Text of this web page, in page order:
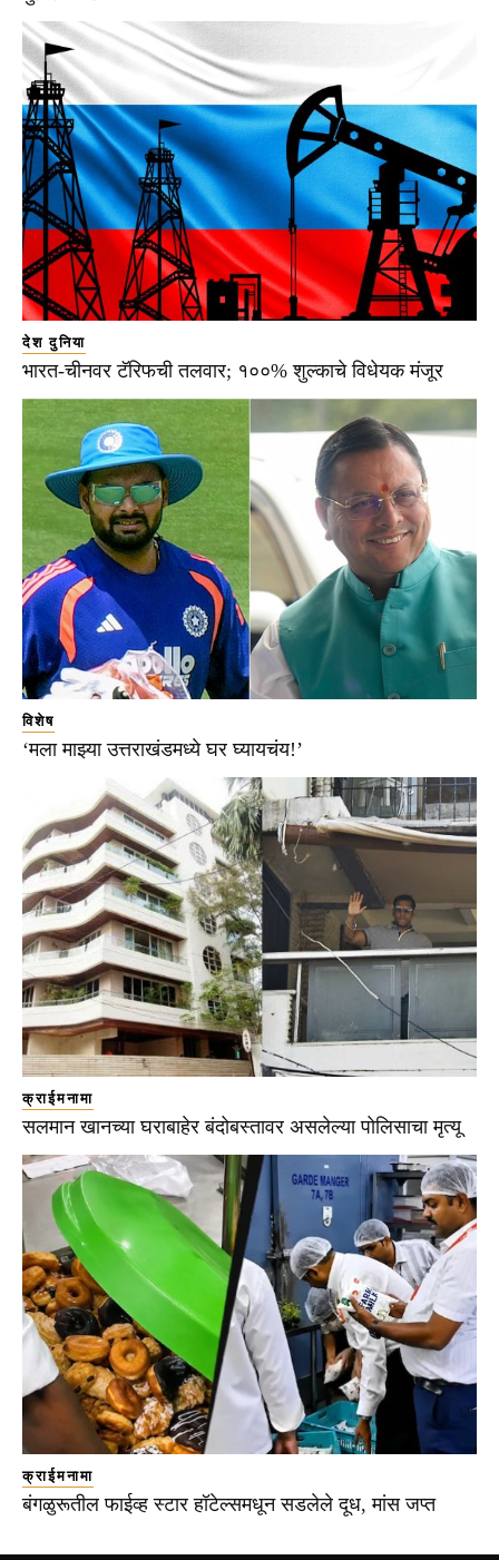
देश दुनिया
भारत-चीनवर टॅरिफची तलवार; १००% शुल्काचे विधेयक मंजूर
विशेष
‘मला माझ्या उत्तराखंडमध्ये घर घ्यायचंय!’
क्राईमनामा
सलमान खानच्या घराबाहेर बंदोबस्तावर असलेल्या पोलिसाचा मृत्यू
क्राईमनामा
बंगळुरूतील फाईव्ह स्टार हॉटेल्समधून सडलेले दूध, मांस जप्त